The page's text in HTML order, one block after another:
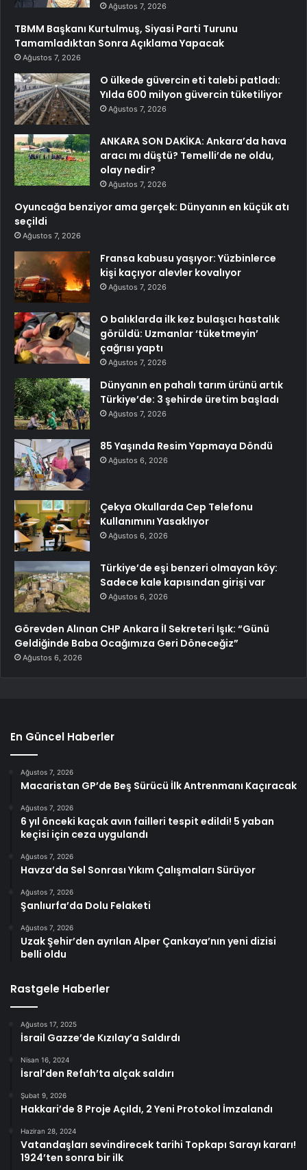
Ağustos 7, 2026
TBMM Başkanı Kurtulmuş, Siyasi Parti Turunu
Tamamladıktan Sonra Açıklama Yapacak
Ağustos 7, 2026
O ülkede güvercin eti talebi patladı:
Yılda 600 milyon güvercin tüketiliyor
Ağustos 7, 2026
ANKARA SON DAKİKA: Ankara’da hava
aracı mı düştü? Temelli’de ne oldu,
olay nedir?
Ağustos 7, 2026
Oyuncağa benziyor ama gerçek: Dünyanın en küçük atı
seçildi
Ağustos 7, 2026
Fransa kabusu yaşıyor: Yüzbinlerce
kişi kaçıyor alevler kovalıyor
Ağustos 7, 2026
O balıklarda ilk kez bulaşıcı hastalık
görüldü: Uzmanlar ‘tüketmeyin’
çağrısı yaptı
Ağustos 7, 2026
Dünyanın en pahalı tarım ürünü artık
Türkiye’de: 3 şehirde üretim başladı
Ağustos 7, 2026
85 Yaşında Resim Yapmaya Döndü
Ağustos 6, 2026
Çekya Okullarda Cep Telefonu
Kullanımını Yasaklıyor
Ağustos 6, 2026
Türkiye’de eşi benzeri olmayan köy:
Sadece kale kapısından girişi var
Ağustos 6, 2026
Görevden Alınan CHP Ankara İl Sekreteri Işık: “Günü
Geldiğinde Baba Ocağımıza Geri Döneceğiz”
Ağustos 6, 2026
En Güncel Haberler
Ağustos 7, 2026
Macaristan GP’de Beş Sürücü İlk Antrenmanı Kaçıracak
Ağustos 7, 2026
6 yıl önceki kaçak avın failleri tespit edildi! 5 yaban
keçisi için ceza uygulandı
Ağustos 7, 2026
Havza’da Sel Sonrası Yıkım Çalışmaları Sürüyor
Ağustos 7, 2026
Şanlıurfa’da Dolu Felaketi
Ağustos 7, 2026
Uzak Şehir’den ayrılan Alper Çankaya’nın yeni dizisi
belli oldu
Rastgele Haberler
Ağustos 17, 2025
İsrail Gazze’de Kızılay’a Saldırdı
Nisan 16, 2024
İsral’den Refah’ta alçak saldırı
Şubat 9, 2026
Hakkari’de 8 Proje Açıldı, 2 Yeni Protokol İmzalandı
Haziran 28, 2024
Vatandaşları sevindirecek tarihi Topkapı Sarayı kararı!
1924’ten sonra bir ilk